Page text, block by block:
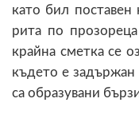
като бил поставен
рита по
крайна сметка се
където е задържан
са образувани